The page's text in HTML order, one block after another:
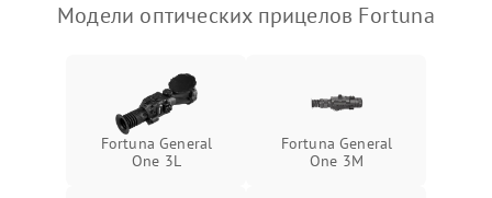
Модели оптических прицелов Fortuna
Fortuna General
One 3L
Fortuna General
One 3M